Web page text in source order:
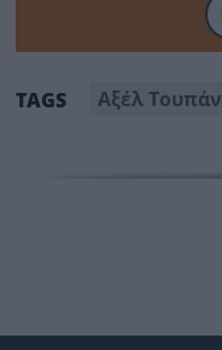
TAGS Αξέλ Τουπάν